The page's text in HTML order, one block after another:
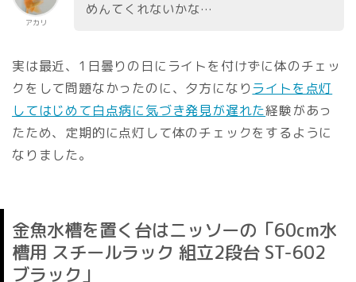
アカリ
めんてくれないかな…
実は最近、1日曇りの日にライトを付けずに体のチェッ
クをして問題なかったのに、夕方になり ライトを点灯
してはじめて白点病に気づき発見が遅れた経験があっ
たため、定期的に点灯して体のチェックをするように
なりました。
金魚水槽を置く台はニッソーの「60cm水
槽用 スチールラック 組立2段台 ST-602
ブラック」